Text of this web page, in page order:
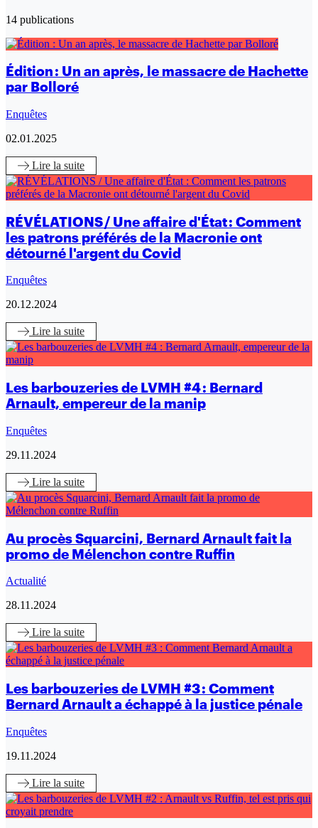
14 publications
Édition : Un an après, le massacre de Hachette
par Bolloré
Enquêtes
02.01.2025
Lire la suite
RÉVÉLATIONS / Une affaire d'État : Comment
les patrons préférés de la Macronie ont
détourné l'argent du Covid
Enquêtes
20.12.2024
Lire la suite
Les barbouzeries de LVMH #4 : Bernard
Arnault, empereur de la manip
Enquêtes
29.11.2024
Lire la suite
Au procès Squarcini, Bernard Arnault fait la
promo de Mélenchon contre Ruffin
Actualité
28.11.2024
Lire la suite
Les barbouzeries de LVMH #3 : Comment
Bernard Arnault a échappé à la justice pénale
Enquêtes
19.11.2024
Lire la suite